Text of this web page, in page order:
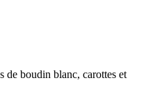
de boudin blanc, carottes et